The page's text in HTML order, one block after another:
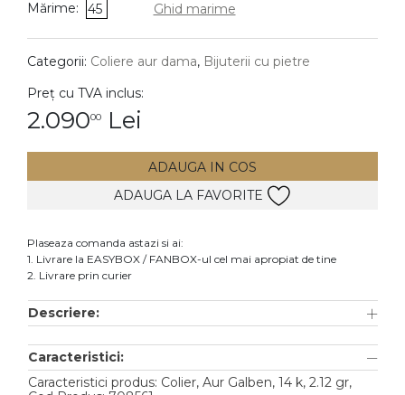
DIAMANTE Vezi toate
Cercei
Accesorii
Aur alb
Mărime: 45 Ghid marime
Categorii: Coliere aur dama, Bijuterii cu pietre
Preț cu TVA inclus:
2.09000 Lei
ADAUGA IN COS
ADAUGA LA FAVORITE
Plaseaza comanda astazi si ai:
1. Livrare la EASYBOX / FANBOX-ul cel mai apropiat de tine
2. Livrare prin curier
Descriere:
Caracteristici:
Caracteristici produs: Colier, Aur Galben, 14 k, 2.12 gr,